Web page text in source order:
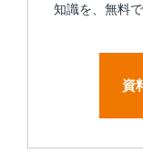
知識を、無料
資